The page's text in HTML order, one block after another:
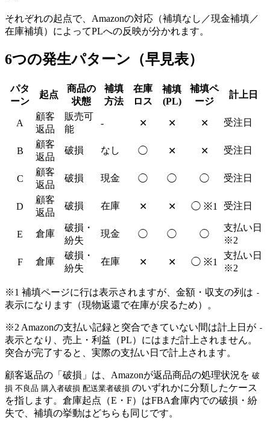
それぞれの起点で、Amazonの対応（補填なし／現金補填／
在庫補填）によってPLへの反映が分かれます。
6つの発生パターン（早見表）
パタ
ーン
起点
商品の
状態
補填
方法
在庫
ロス
補填
(PL)
補填ペ
ージ
計上日
A
顧客
返品
販売可
能
- ✕ ✕ ✕ 受注日
B
顧客
返品
破損 なし ◯ ✕ ✕ 受注日
C
顧客
返品
破損 現金 ◯ ◯ ◯ 受注日
D
顧客
返品
破損 在庫 ✕ ✕ ◯ ※1 受注日
E 倉庫
破損・
紛失
現金 ◯ ◯ ◯
支払い日
※2
F 倉庫
破損・
紛失
在庫 ✕ ✕ ◯ ※1
支払い日
※2
※1 補填ページに行は表示されますが、金額・収支の列は -
表示になります（現物返還で在庫が戻るため）。
※2 Amazonの支払い記録と突合できていない間は計上日が -
表示となり、売上・利益（PL）にはまだ計上されません。
突合が完了すると、実際の支払い日で計上されます。
顧客返品の「破損」は、Amazonが返品商品の処理状況を 破
損 不良品 購入者破損 配送業者破損 のいずれかに分類したケース
を指します。倉庫起点（E・F）はFBA倉庫内での破損・紛
失で、補填の挙動はどちらも同じです。